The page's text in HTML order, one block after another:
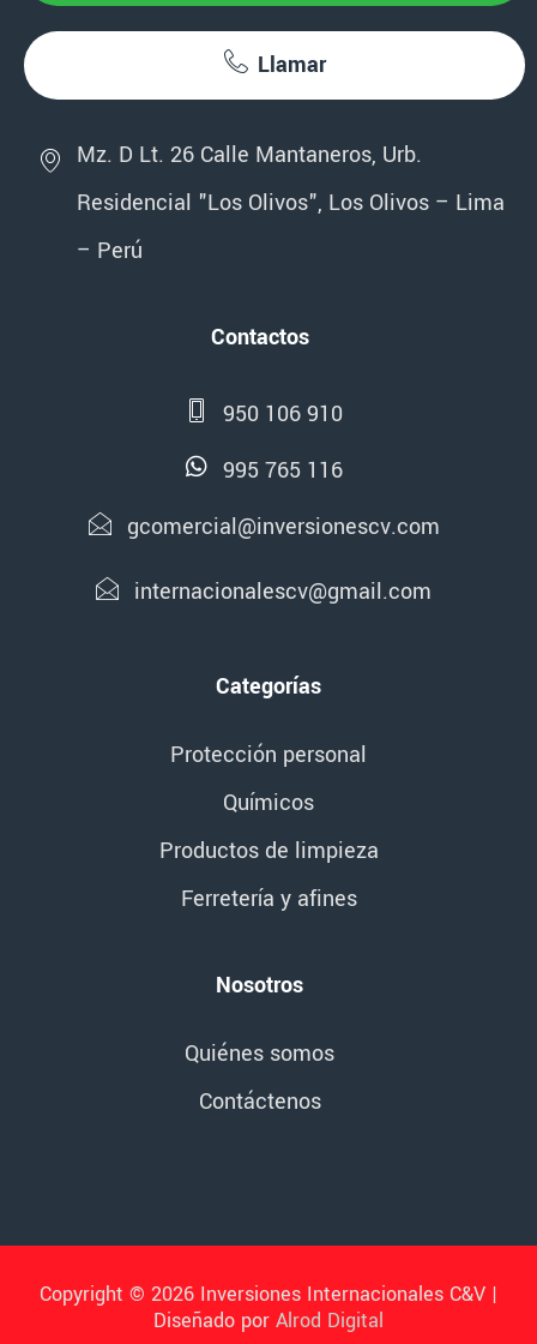
Llamar
Mz. D Lt. 26 Calle Mantaneros, Urb.
Residencial "Los Olivos", Los Olivos – Lima
– Perú
Contactos
950 106 910
995 765 116
gcomercial@inversionescv.com
internacionalescv@gmail.com
Categorías
Protección personal
Químicos
Productos de limpieza
Ferretería y afines
Nosotros
Quiénes somos
Contáctenos
Copyright © 2026 Inversiones Internacionales C&V |
Diseñado por Alrod Digital